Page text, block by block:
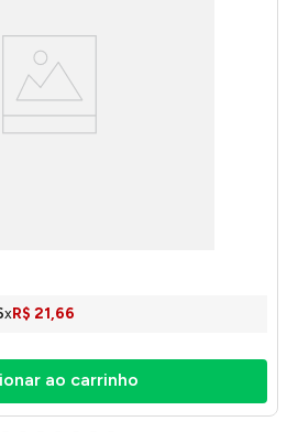
Sortido RB26234 - Up
xR$ 21,66
ao carrinho